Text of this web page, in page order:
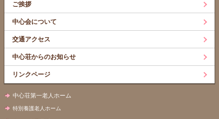
ご挨拶
中心会について
交通アクセス
中心荘からのお知らせ
リンクページ
中心荘第一老人ホーム
特別養護老人ホーム